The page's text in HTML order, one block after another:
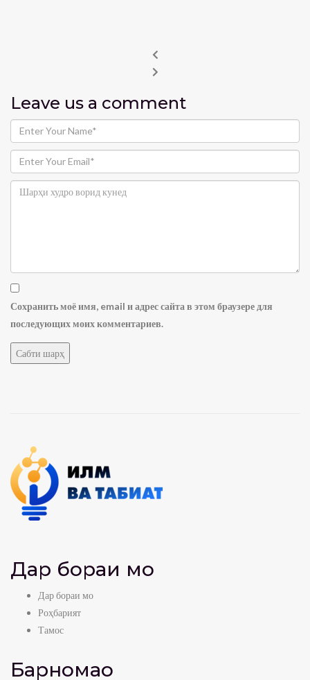
Leave us a comment
Сохранить моё имя, email и адрес сайта в этом браузере для
последующих моих комментариев.
Дар бораи мо
Дар бораи мо
Роҳбарият
Тамос
Барномаҳо